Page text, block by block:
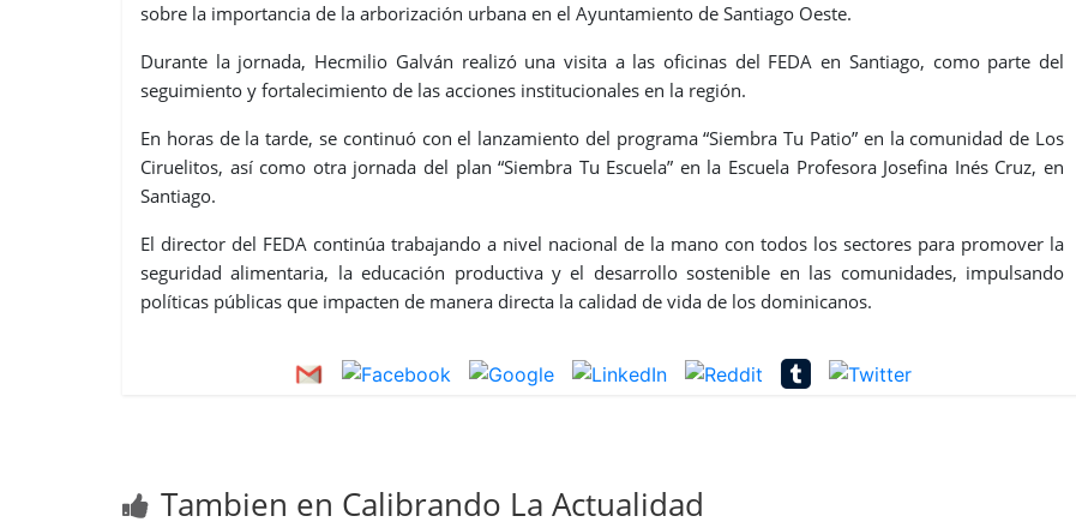
sobre la importancia de la arborización urbana en el Ayuntamiento de Santiago Oeste.
Durante la jornada, Hecmilio Galván realizó una visita a las oficinas del FEDA en Santiago, como parte del
seguimiento y fortalecimiento de las acciones institucionales en la región.
En horas de la tarde, se continuó con el lanzamiento del programa “Siembra Tu Patio” en la comunidad de Los
Ciruelitos, así como otra jornada del plan “Siembra Tu Escuela” en la Escuela Profesora Josefina Inés Cruz, en
Santiago.
El director del FEDA continúa trabajando a nivel nacional de la mano con todos los sectores para promover la
seguridad alimentaria, la educación productiva y el desarrollo sostenible en las comunidades, impulsando
políticas públicas que impacten de manera directa la calidad de vida de los dominicanos.
Tambien en Calibrando La Actualidad